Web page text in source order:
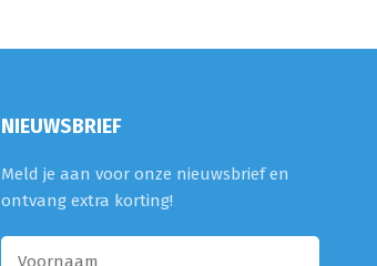
NIEUWSBRIEF
Meld je aan voor onze nieuwsbrief en
ontvang extra korting!